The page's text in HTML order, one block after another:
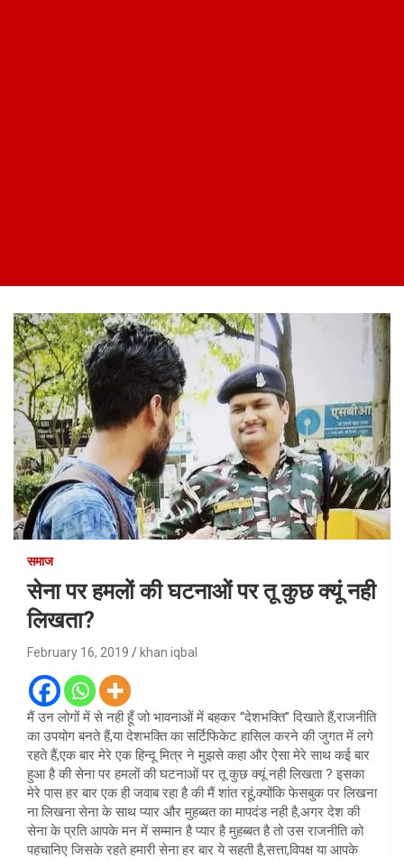
समाज
सेना पर हमलों की घटनाओं पर तू कुछ क्यूं नही
लिखता?
February 16, 2019 khan iqbal
मैं उन लोगों में से नही हूँ जो भावनाओं में बहकर “देशभक्ति” दिखाते हैं,राजनीति
का उपयोग बनते हैं,या देशभक्ति का सर्टिफिकेट हासिल करने की जुगत में लगे
रहते हैं,एक बार मेरे एक हिन्दू मित्र ने मुझसे कहा और ऐसा मेरे साथ कई बार
हुआ है की सेना पर हमलों की घटनाओं पर तू कुछ क्यूं नही लिखता ? इसका
मेरे पास हर बार एक ही जवाब रहा है की मैं शांत रहूं,क्योंकि फेसबुक पर लिखना
ना लिखना सेना के साथ प्यार और मुहब्बत का मापदंड नही है,अगर देश की
सेना के प्रति आपके मन में सम्मान है प्यार है मुहब्बत है तो उस राजनीति को
पहचानिए जिसके रहते हमारी सेना हर बार ये सहती है,सत्ता,विपक्ष या आपके